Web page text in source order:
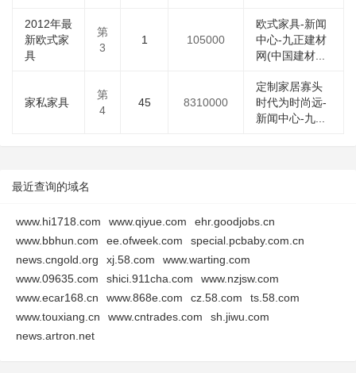
2012年最
新欧式家
具
第
3
1 105000
欧式家具-新闻
中心-九正建材
网(中国建材...
家私家具
第
4
45 8310000
定制家居寡头
时代为时尚远-
新闻中心-九...
最近查询的域名
www.hi1718.com www.qiyue.com
ehr.goodjobs.cn
www.bbhun.com
ee.ofweek.com
special.pcbaby.com.cn
news.cngold.org
xj.58.com
www.warting.com
www.09635.com
shici.911cha.com
www.nzjsw.com
www.ecar168.cn
www.868e.com cz.58.com
ts.58.com
www.touxiang.cn
www.cntrades.com
sh.jiwu.com
news.artron.net